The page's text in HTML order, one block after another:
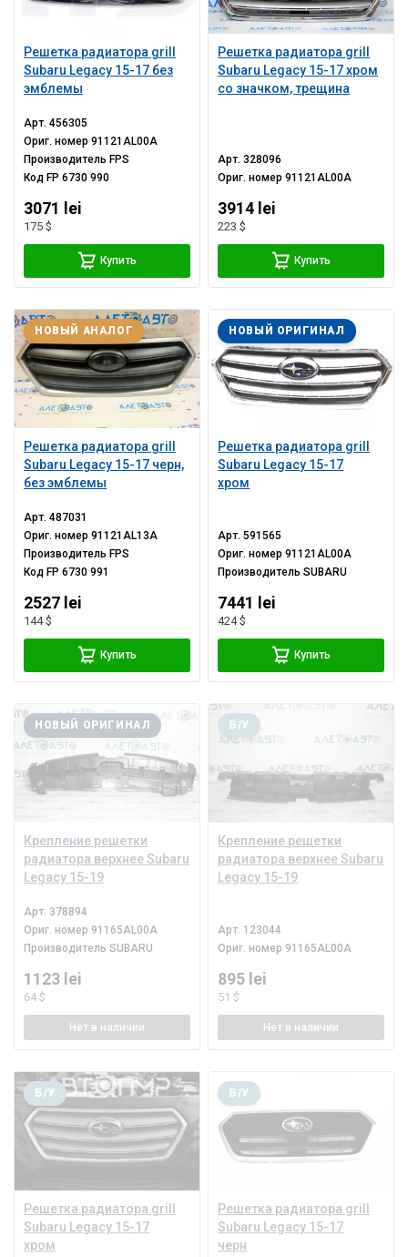
Решетка радиатора grill
Subaru Legacy 15-17 без
эмблемы
Арт.456305
Ориг. номер91121AL00A
Производитель FPS
Код FP 6730 990
3071 lei
175 $
Купить
Решетка радиатора grill
Subaru Legacy 15-17 хром
со значком, трещина
Арт.328096
Ориг. номер91121AL00A
3914 lei
223 $
Купить
Решетка радиатора grill
Subaru Legacy 15-17 черн,
без эмблемы
НОВЫЙ АНАЛОГ
Арт.487031
Ориг. номер91121AL13A
Производитель FPS
Код FP 6730 991
2527 lei
144 $
Купить
Решетка радиатора grill
Subaru Legacy 15-17
хром
НОВЫЙ ОРИГИНАЛ
Арт.591565
Ориг. номер91121AL00A
ПроизводительSUBARU
7441 lei
424 $
Купить
Крепление решетки
радиатора верхнее Subaru
Legacy 15-19
НОВЫЙ ОРИГИНАЛ
Арт. 378894
Ориг. номер 91165AL00A
ПроизводительSUBARU
1123 lei
64 $
Нет в наличии
Крепление решетки
радиатора верхнее Subaru
Legacy 15-19
Б/У
Арт. 123044
Ориг. номер 91165AL00A
895 lei
51 $
Нет в наличии
Решетка радиатора grill
Subaru Legacy 15-17
хром
Б/У
Решетка радиатора grill
Subaru Legacy 15-17
черн
Б/У